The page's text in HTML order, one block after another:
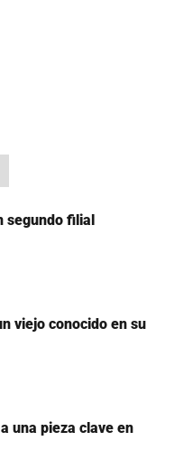
segundo filial
viejo conocido en su
una pieza clave en